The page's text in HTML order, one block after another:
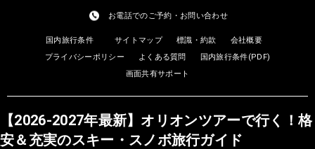
お電話でのご予約・お問い合わせ
国内旅行条件 サイトマップ 標識・約款
会社概要
プライバシーポリシー
よくある質問
国内旅行条件(PDF)
画面共有サポート
【2026-2027年最新】オリオンツアーで行く！格
安＆充実のスキー・スノボ旅行ガイド